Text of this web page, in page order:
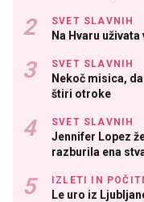
SVET SLAVNIH
Na Hvaru
SVET SLAVNIH
Nekoč misica,
štiri otroke
SVET SLAVNIH
Jennifer Lopez
razburila ena
IZLETI IN
Le uro iz